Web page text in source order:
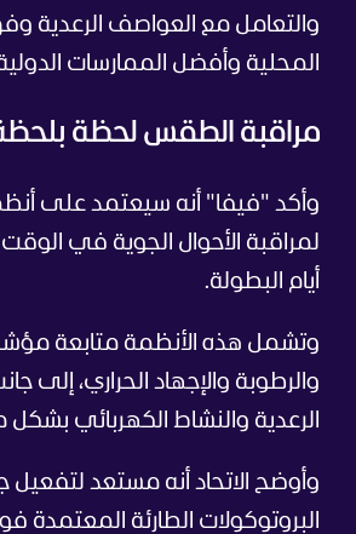
والتعامل مع العواصف الرعدية
المحلية وأفضل الممارسات
مراقبة الطقس لحظة
وأكد "فيفا" أنه سيعتمد على
لمراقبة الأحوال الجوية في
أيام البطولة.
وتشمل هذه الأنظمة متابعة
والرطوبة والإجهاد الحراري، إلى
الرعدية والنشاط الكهربائي
وأوضح الاتحاد أنه مستعد لتفعيل
البروتوكولات الطارئة المعتمدة